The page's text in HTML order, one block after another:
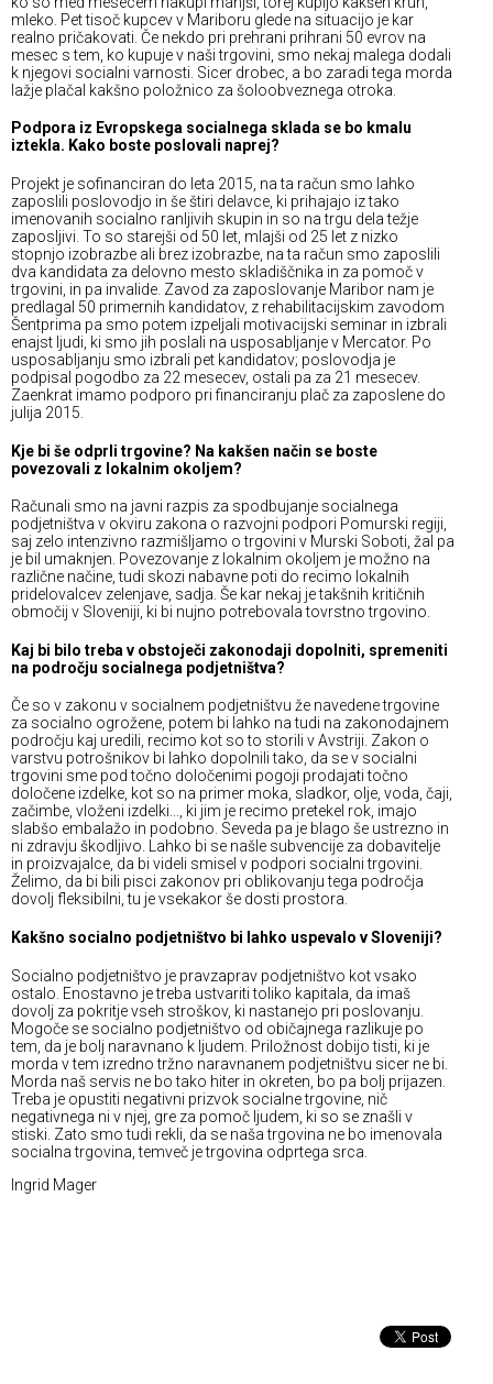
mleko. Pet tisoč kupcev v Mariboru glede na situacijo je kar
realno pričakovati. Če nekdo pri prehrani prihrani 50 evrov na
mesec s tem, ko kupuje v naši trgovini, smo nekaj malega dodali
k njegovi socialni varnosti. Sicer drobec, a bo zaradi tega morda
lažje plačal kakšno položnico za šoloobveznega otroka.
Podpora iz Evropskega socialnega sklada se bo kmalu
iztekla. Kako boste poslovali naprej?
Projekt je sofinanciran do leta 2015, na ta račun smo lahko
zaposlili poslovodjo in še štiri delavce, ki prihajajo iz tako
imenovanih socialno ranljivih skupin in so na trgu dela težje
zaposljivi. To so starejši od 50 let, mlajši od 25 let z nizko
stopnjo izobrazbe ali brez izobrazbe, na ta račun smo zaposlili
dva kandidata za delovno mesto skladiščnika in za pomoč v
trgovini, in pa invalide. Zavod za zaposlovanje Maribor nam je
predlagal 50 primernih kandidatov, z rehabilitacijskim zavodom
Šentprima pa smo potem izpeljali motivacijski seminar in izbrali
enajst ljudi, ki smo jih poslali na usposabljanje v Mercator. Po
usposabljanju smo izbrali pet kandidatov; poslovodja je
podpisal pogodbo za 22 mesecev, ostali pa za 21 mesecev.
Zaenkrat imamo podporo pri financiranju plač za zaposlene do
julija 2015.
Kje bi še odprli trgovine? Na kakšen način se boste
povezovali z lokalnim okoljem?
Računali smo na javni razpis za spodbujanje socialnega
podjetništva v okviru zakona o razvojni podpori Pomurski regiji,
saj zelo intenzivno razmišljamo o trgovini v Murski Soboti, žal pa
je bil umaknjen. Povezovanje z lokalnim okoljem je možno na
različne načine, tudi skozi nabavne poti do recimo lokalnih
pridelovalcev zelenjave, sadja. Še kar nekaj je takšnih kritičnih
območij v Sloveniji, ki bi nujno potrebovala tovrstno trgovino.
Kaj bi bilo treba v obstoječi zakonodaji dopolniti, spremeniti
na področju socialnega podjetništva?
Če so v zakonu v socialnem podjetništvu že navedene trgovine
za socialno ogrožene, potem bi lahko na tudi na zakonodajnem
področju kaj uredili, recimo kot so to storili v Avstriji. Zakon o
varstvu potrošnikov bi lahko dopolnili tako, da se v socialni
trgovini sme pod točno določenimi pogoji prodajati točno
določene izdelke, kot so na primer moka, sladkor, olje, voda, čaji,
začimbe, vloženi izdelki..., ki jim je recimo pretekel rok, imajo
slabšo embalažo in podobno. Seveda pa je blago še ustrezno in
ni zdravju škodljivo. Lahko bi se našle subvencije za dobavitelje
in proizvajalce, da bi videli smisel v podpori socialni trgovini.
Želimo, da bi bili pisci zakonov pri oblikovanju tega področja
dovolj fleksibilni, tu je vsekakor še dosti prostora.
Kakšno socialno podjetništvo bi lahko uspevalo v Sloveniji?
Socialno podjetništvo je pravzaprav podjetništvo kot vsako
ostalo. Enostavno je treba ustvariti toliko kapitala, da imaš
dovolj za pokritje vseh stroškov, ki nastanejo pri poslovanju.
Mogoče se socialno podjetništvo od običajnega razlikuje po
tem, da je bolj naravnano k ljudem. Priložnost dobijo tisti, ki je
morda v tem izredno tržno naravnanem podjetništvu sicer ne bi.
Morda naš servis ne bo tako hiter in okreten, bo pa bolj prijazen.
Treba je opustiti negativni prizvok socialne trgovine, nič
negativnega ni v njej, gre za pomoč ljudem, ki so se znašli v
stiski. Zato smo tudi rekli, da se naša trgovina ne bo imenovala
socialna trgovina, temveč je trgovina odprtega srca.
Ingrid Mager